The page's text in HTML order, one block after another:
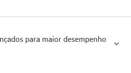
para maior desempenho